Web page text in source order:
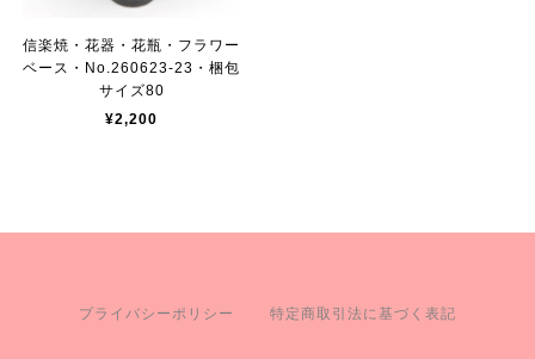
信楽焼・花器・花瓶・フラワー
ベース・No.260623-23・梱包
サイズ80
¥2,200
プライバシーポリシー 特定商取引法に基づく表記